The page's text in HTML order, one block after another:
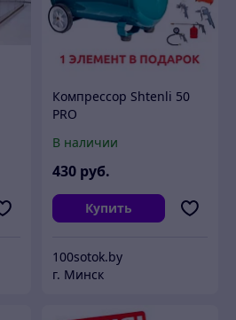
Компрессор Shtenli 50
PRO
В наличии
430 руб.
Купить
100sotok.by
г. Минск